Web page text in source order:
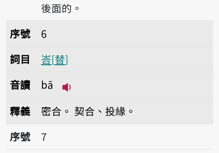
後面的。
序號6峇
序號
6
詞目
峇 替
音讀
bā
釋義 密合。 契合、投緣。
序號7萬
序號
7